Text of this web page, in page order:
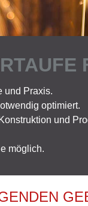
und Praxis.
optimiert.
und
möglich.